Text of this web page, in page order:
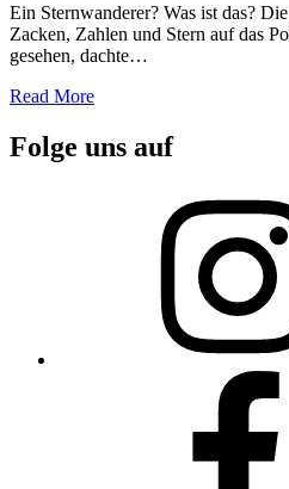
Ein Sternwanderer? Was ist das?
Zacken, Zahlen und Stern auf das
gesehen, dachte…
Read More
Folge uns auf